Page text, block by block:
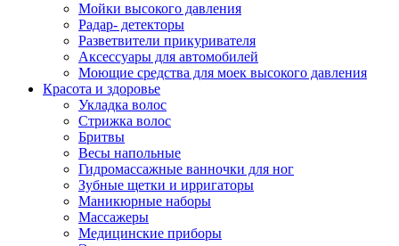
Мойки высокого давления
Радар- детекторы
Разветвители прикуривателя
Аксессуары для автомобилей
Моющие средства для моек высокого давления
Красота и здоровье
Укладка волос
Стрижка волос
Бритвы
Весы напольные
Гидромассажные ванночки для ног
Зубные щетки и ирригаторы
Маникюрные наборы
Массажеры
Медицинские приборы